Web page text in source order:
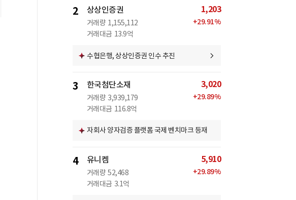
2 상상인증권
거래량 1,155,112
거래대금 13.9억
1,203
+29.91%
수협은행, 상상인증권 인수 추진
3 한국첨단소재
거래량 3,939,179
거래대금 116.8억
3,020
+29.89%
자회사 양자검증 플랫폼 국제 벤치마크 등재
4 유니켐
거래량 52,468
거래대금 3.1억
5,910
+29.89%